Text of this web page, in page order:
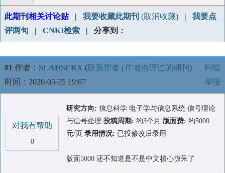
此期刊相关讨论贴| 我要收藏此期刊 (取消收藏) | 我要点
评两句 | CNKI检索 | 分享到：
#1 作者： SLAHSERX (联系作者 | 作者点评过的期刊 )
时间：2020-05-25 19:07
纠错
举报
对我有帮助
0
研究方向: 信息科学 电子学与信息系统 信号理论
与信号处理 投稿周期: 约3个月 版面费: 约5000
元/页 录用情况: 已投修改后录用
版面5000 还不知道是不是中文核心惊呆了